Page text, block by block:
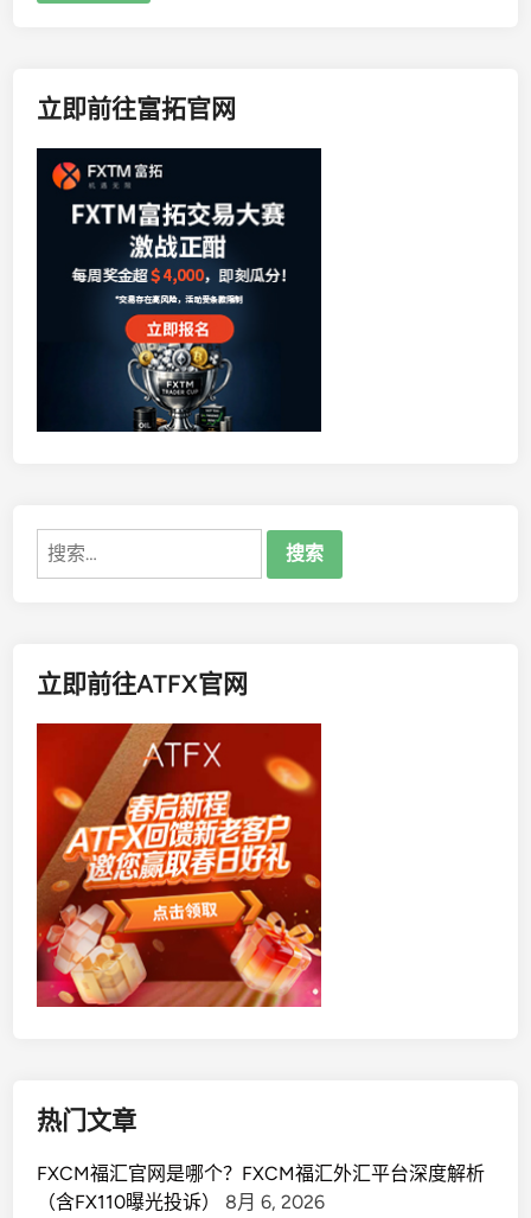
立即前往富拓官网
搜
立即前往ATFX官网
热门文章
FXCM福汇官网是哪个？FXCM福汇外汇平台深度解析
（含FX110曝光投诉）
8月 6, 2026